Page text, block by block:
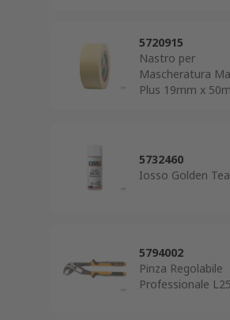
5720915
Nastro per
Mascheratura
Plus 19mm x 50m
5732460
Iosso Golden
5794002
Pinza Regolabile
Professionale